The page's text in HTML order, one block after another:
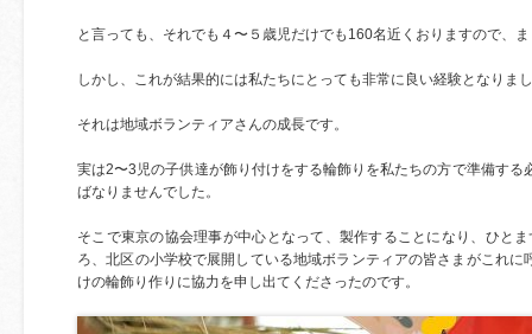
と言っても、それでも４〜５歳児だけでも160名近くおりますので、
しかし、これが結果的には私たちにとっても非常に良い経験となりま
それは地域ボランティアさんの成長です。
実は2〜3児の子供達が飾り付けをする輪飾りを私たちの方で準備す
ばなりませんでした。
そこで東京の協会理事が中心となって、製作することになり、ひと
ろ、北区の小学校で展開している地域ボランティアの皆さまがこれ
けの輪飾り作りに協力を申し出てくださったのです。